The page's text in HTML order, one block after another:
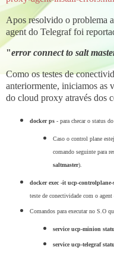
Apos resolvido o problema
agent do Telegraf foi
"error connect to salt
Como os testes de
anteriormente, iniciamos as
do cloud proxy através dos
docker ps - para checar o status
Caso o control plane
comando seguinte para
saltmaster).
docker exec -it ucp-controlplane-
teste de conectividade com o agent
Comandos para executar no S.O
service ucp-minion
service ucp-telegraf